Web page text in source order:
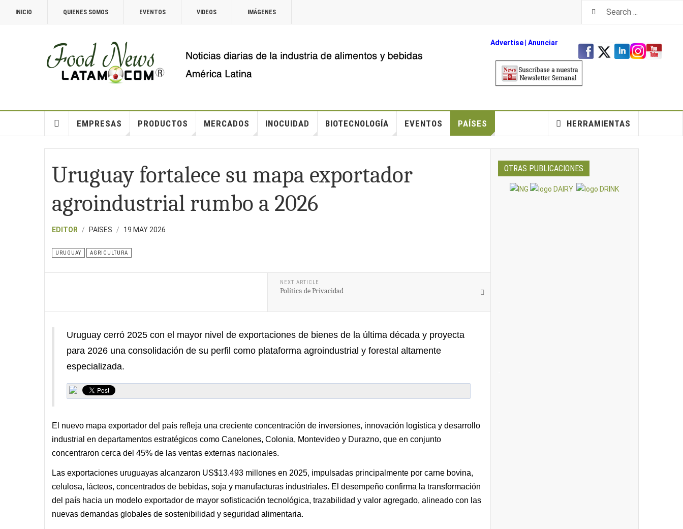
INICIO QUIENES SOMOS EVENTOS VIDEOS IMÁGENES
Advertise| Anunciar
EMPRESAS PRODUCTOS MERCADOS INOCUIDAD BIOTECNOLOGÍA EVENTOS PAÍSES HERRAMIENTAS
Uruguay fortalece su mapa exportador
agroindustrial rumbo a 2026
EDITOR PAISES 19 MAY 2026
URUGUAY AGRICULTURA
NEXT ARTICLE
Política de Privacidad
Uruguay cerró 2025 con el mayor nivel de exportaciones de bienes de la última década y proyecta
para 2026 una consolidación de su perfil como plataforma agroindustrial y forestal altamente
especializada.
El nuevo mapa exportador del país refleja una creciente concentración de inversiones, innovación logística y desarrollo
industrial en departamentos estratégicos como Canelones, Colonia, Montevideo y Durazno, que en conjunto
concentraron cerca del 45% de las ventas externas nacionales.
Las exportaciones uruguayas alcanzaron US$13.493 millones en 2025, impulsadas principalmente por carne bovina,
celulosa, lácteos, concentrados de bebidas, soja y manufacturas industriales. El desempeño confirma la transformación
del país hacia un modelo exportador de mayor sofisticación tecnológica, trazabilidad y valor agregado, alineado con las
nuevas demandas globales de sostenibilidad y seguridad alimentaria.
OTRAS PUBLICACIONES